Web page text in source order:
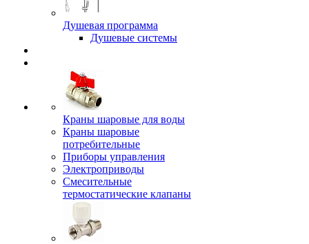
Душевая программа
Душевые системы
Краны шаровые для воды
Краны шаровые
потребительные
Приборы управления
Электроприводы
Смесительные
термостатические клапаны